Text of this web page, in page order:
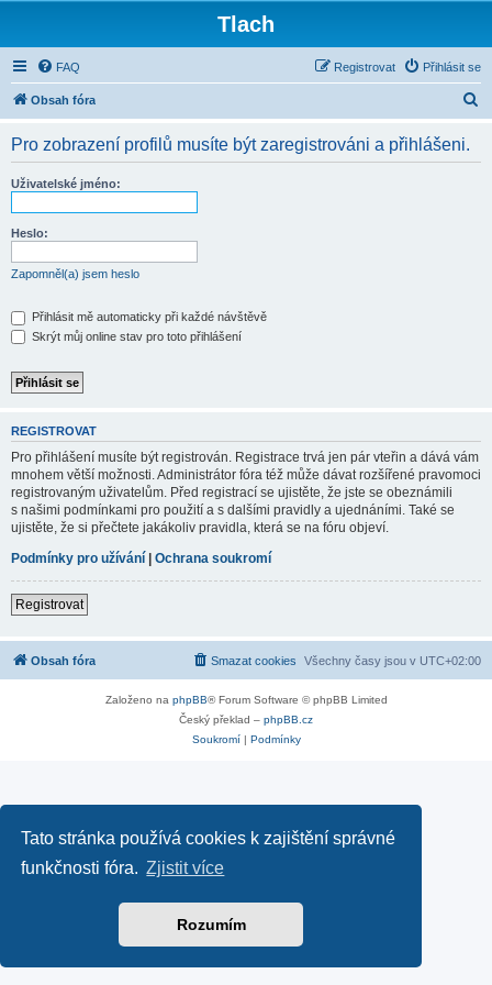
Tato stránka používá cookies k zajištění správné
funkčnosti fóra. Zjistit více
Rozumím
Tlach
FAQ Přihlásit se
Registrovat
Obsah fóra
Pro zobrazení profilů musíte být zaregistrováni a přihlášeni.
Uživatelské jméno:
Heslo:
Zapomněl(a) jsem heslo
Přihlásit mě automaticky při každé návštěvě
Skrýt můj online stav pro toto přihlášení
REGISTROVAT
Pro přihlášení musíte být registrován. Registrace trvá jen pár vteřin a dává vám
mnohem větší možnosti. Administrátor fóra též může dávat rozšířené pravomoci
registrovaným uživatelům. Před registrací se ujistěte, že jste se obeznámili
s našimi podmínkami pro použití a s dalšími pravidly a ujednáními. Také se
ujistěte, že si přečtete jakákoliv pravidla, která se na fóru objeví.
Podmínky pro užívání | Ochrana soukromí
Registrovat
Obsah fóra Všechny časy jsou v UTC+02:00
Smazat cookies
Založeno na phpBB® Forum Software © phpBB Limited
Český překlad – phpBB.cz
Soukromí| Podmínky